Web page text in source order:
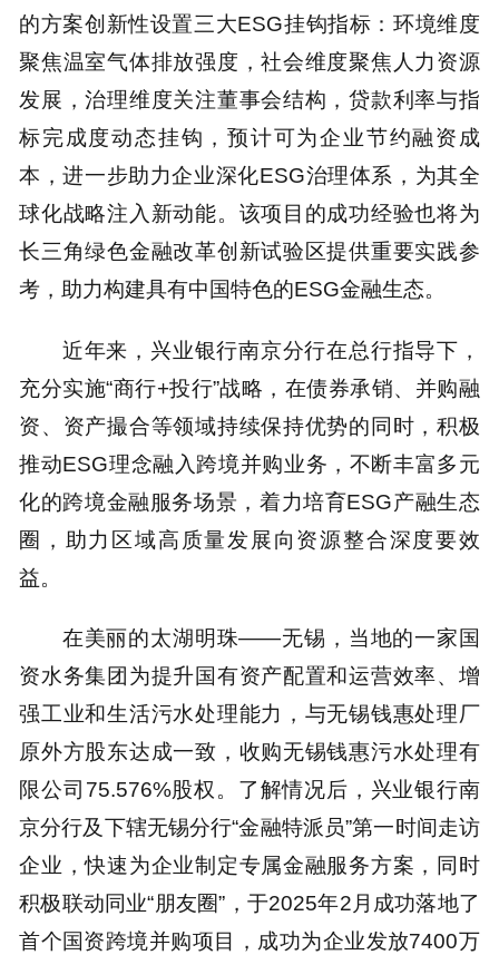
的方案创新性设置三大ESG挂钩指标：环境维度
聚焦温室气体排放强度，社会维度聚焦人力资源
发展，治理维度关注董事会结构，贷款利率与指
标完成度动态挂钩，预计可为企业节约融资成
本，进一步助力企业深化ESG治理体系，为其全
球化战略注入新动能。该项目的成功经验也将为
长三角绿色金融改革创新试验区提供重要实践参
考，助力构建具有中国特色的ESG金融生态。
近年来，兴业银行南京分行在总行指导下，
充分实施“商行+投行”战略，在债券承销、并购融
资、资产撮合等领域持续保持优势的同时，积极
推动ESG理念融入跨境并购业务，不断丰富多元
化的跨境金融服务场景，着力培育ESG产融生态
圈，助力区域高质量发展向资源整合深度要效
益。
在美丽的太湖明珠——无锡，当地的一家国
资水务集团为提升国有资产配置和运营效率、增
强工业和生活污水处理能力，与无锡钱惠处理厂
原外方股东达成一致，收购无锡钱惠污水处理有
限公司75.576%股权。了解情况后，兴业银行南
京分行及下辖无锡分行“金融特派员”第一时间走访
企业，快速为企业制定专属金融服务方案，同时
积极联动同业“朋友圈”，于2025年2月成功落地了
首个国资跨境并购项目，成功为企业发放7400万